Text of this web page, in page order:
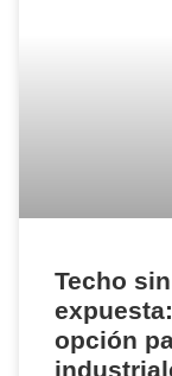
Techo
opción